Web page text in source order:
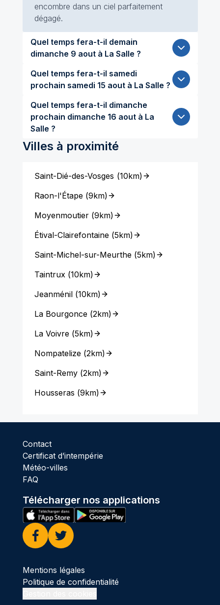
encombre dans un ciel parfaitement
dégagé.
Quel temps fera-t-il demain
dimanche 9 aout à La Salle ?
Quel temps fera-t-il samedi
prochain samedi 15 aout à La Salle ?
Quel temps fera-t-il dimanche
prochain dimanche 16 aout à La
Salle ?
Villes à proximité
Saint-Dié-des-Vosges (10km)
Raon-l'Étape(9km)
Moyenmoutier(9km)
Étival-Clairefontaine(5km)
Saint-Michel-sur-Meurthe(5km)
Taintrux(10km)
Jeanménil(10km)
La Bourgonce(2km)
La Voivre(5km)
Nompatelize(2km)
Saint-Remy(2km)
Housseras (9km)
Contact
Certificat d’intempérie
Météo-villes
FAQ
Télécharger nos applications
Facebook
Twitter
Mentions légales
Politique de confidentialité